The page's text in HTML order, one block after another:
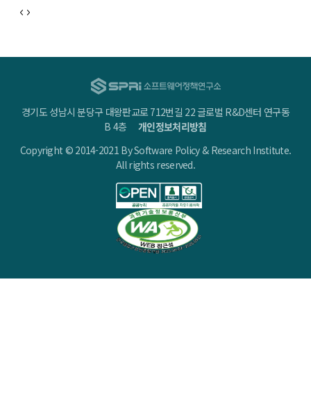
경기도 성남시 분당구 대왕판교로 712번길 22 글로벌 R&D센터 연구동
B 4층개인정보처리방침
Copyright © 2014-2021 By Software Policy & Research Institute.
All rights reserved.